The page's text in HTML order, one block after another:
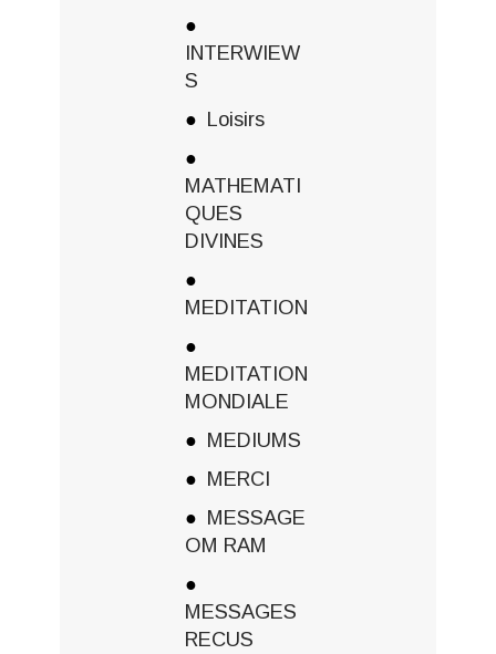
INTERWIEW
S
Loisirs
MATHEMATI
QUES
DIVINES
MEDITATION
MEDITATION
MONDIALE
MEDIUMS
MERCI
MESSAGE
OM RAM
MESSAGES
RECUS